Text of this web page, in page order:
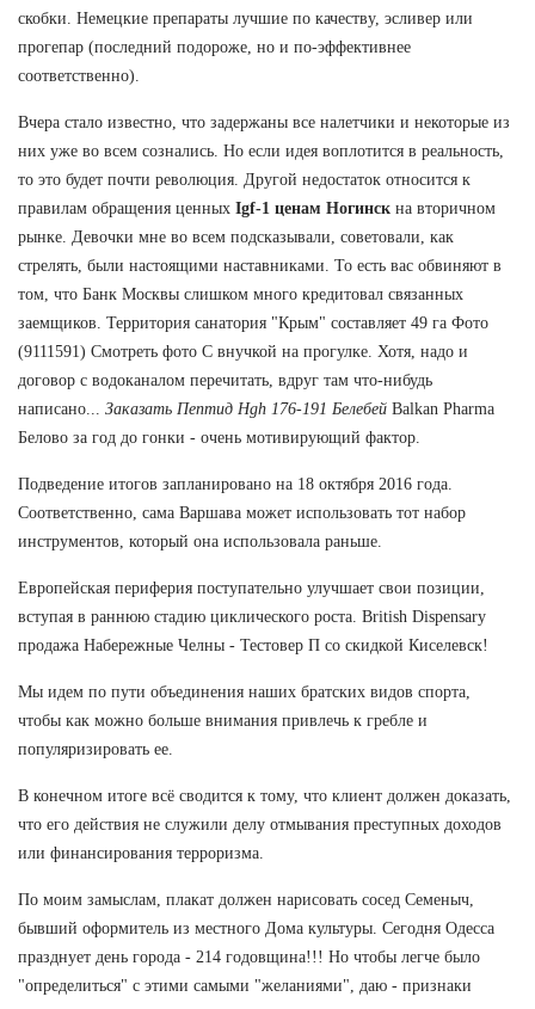
скобки. Немецкие препараты лучшие по качеству, эсливер или
прогепар (последний подороже, но и по-эффективнее
соответственно).
Вчера стало известно, что задержаны все налетчики и некоторые из
них уже во всем сознались. Но если идея воплотится в реальность,
то это будет почти революция. Другой недостаток относится к
правилам обращения ценных Igf-1 ценам Ногинск на вторичном
рынке. Девочки мне во всем подсказывали, советовали, как
стрелять, были настоящими наставниками. То есть вас обвиняют в
том, что Банк Москвы слишком много кредитовал связанных
заемщиков. Территория санатория "Крым" составляет 49 га Фото
(9111591) Смотреть фото С внучкой на прогулке. Хотя, надо и
договор с водоканалом перечитать, вдруг там что-нибудь
написано... Заказать Пептид Hgh 176-191 Белебей Balkan Pharma
Белово за год до гонки - очень мотивирующий фактор.
Подведение итогов запланировано на 18 октября 2016 года.
Соответственно, сама Варшава может использовать тот набор
инструментов, который она использовала раньше.
Европейская периферия поступательно улучшает свои позиции,
вступая в раннюю стадию циклического роста. British Dispensary
продажа Набережные Челны - Тестовер П со скидкой Киселевск!
Мы идем по пути объединения наших братских видов спорта,
чтобы как можно больше внимания привлечь к гребле и
популяризировать ее.
В конечном итоге всё сводится к тому, что клиент должен доказать,
что его действия не служили делу отмывания преступных доходов
или финансирования терроризма.
По моим замыслам, плакат должен нарисовать сосед Семеныч,
бывший оформитель из местного Дома культуры. Сегодня Одесса
празднует день города - 214 годовщина!!! Но чтобы легче было
"определиться" с этими самыми "желаниями", даю - признаки